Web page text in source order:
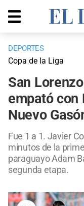
DEPORTES
Copa de la Liga
San
empató con
Nuevo
Fue 1 a 1. Javier
minutos de la
paraguayo Adam
segunda etapa.